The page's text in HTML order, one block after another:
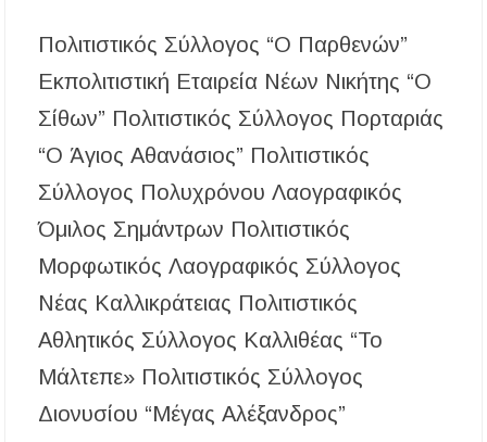
Πολιτιστικός Σύλλογος “Ο Παρθενών”
Εκπολιτιστική Εταιρεία Νέων Νικήτης “Ο
Σίθων” Πολιτιστικός Σύλλογος Πορταριάς
“Ο Άγιος Αθανάσιος” Πολιτιστικός
Σύλλογος Πολυχρόνου Λαογραφικός
Όμιλος Σημάντρων Πολιτιστικός
Μορφωτικός Λαογραφικός Σύλλογος
Νέας Καλλικράτειας Πολιτιστικός
Αθλητικός Σύλλογος Καλλιθέας “Το
Μάλτεπε» Πολιτιστικός Σύλλογος
Διονυσίου “Μέγας Αλέξανδρος”